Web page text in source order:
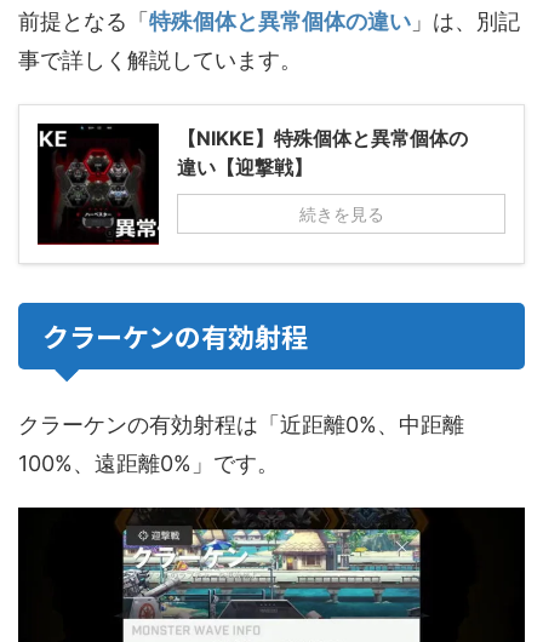
前提となる「 特殊個体と異常個体の違い 」は、別記
事で詳しく解説しています。
【NIKKE】特殊個体と異常個体の
違い【迎撃戦】
続きを見る
クラーケンの有効射程
クラーケンの有効射程は「近距離0%、中距離
100%、遠距離0%」です。